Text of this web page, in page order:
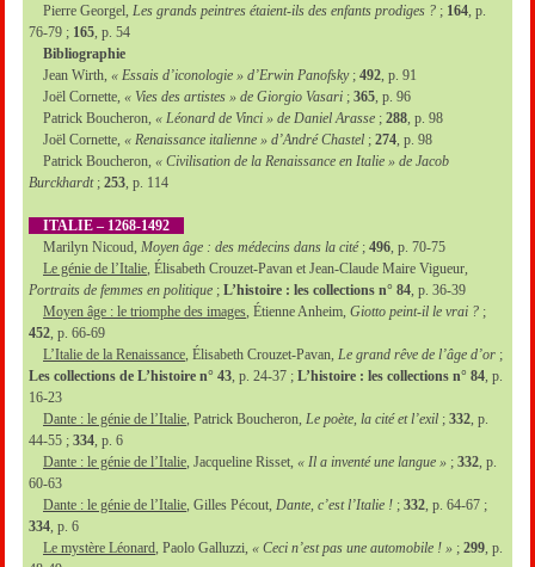
Pierre Georgel, Les grands peintres étaient-ils des enfants prodiges ? ; 164 , p.
76-79 ; 165 , p. 54
Bibliographie
Jean Wirth, « Essais d’iconologie » d’Erwin Panofsky; 492 , p. 91
Joël Cornette, « Vies des artistes » de Giorgio Vasari ; 365 , p. 96
Patrick Boucheron, « Léonard de Vinci » de Daniel Arasse ; 288 , p. 98
Joël Cornette, « Renaissance italienne » d’André Chastel ; 274 , p. 98
Patrick Boucheron, « Civilisation de la Renaissance en Italie » de Jacob
Burckhardt; 253 , p. 114
ITALIE – 1268-1492
Marilyn Nicoud, Moyen âge : des médecins dans la cité; 496 , p. 70-75
Le génie de l’Italie , Élisabeth Crouzet-Pavan et Jean-Claude Maire Vigueur,
Portraits de femmes en politique ; L’histoire : les collections n° 84 , p. 36-39
Moyen âge : le triomphe des images , Étienne Anheim, Giotto peint-il le vrai ? ;
452 , p. 66-69
L’Italie de la Renaissance , Élisabeth Crouzet-Pavan, Le grand rêve de l’âge d’or ;
Les collections de L’histoire n° 43 , p. 24-37 ; L’histoire : les collections n° 84 , p.
16-23
Dante : le génie de l’Italie , Patrick Boucheron, Le poète, la cité et l’exil ; 332 , p.
44-55 ; 334 , p. 6
Dante : le génie de l’Italie , Jacqueline Risset, « Il a inventé une langue » ; 332 , p.
60-63
Dante : le génie de l’Italie , Gilles Pécout, Dante, c’est l’Italie ! ; 332 , p. 64-67 ;
334 , p. 6
Le mystère Léonard , Paolo Galluzzi, « Ceci n’est pas une automobile ! » ; 299 , p.